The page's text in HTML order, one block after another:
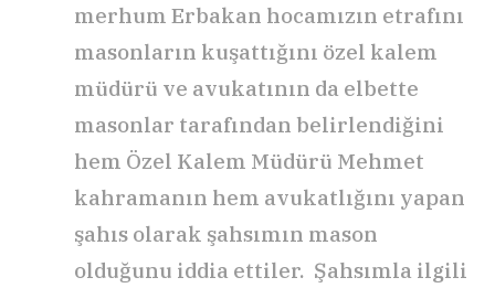
merhum Erbakan hocamızın etrafını
masonların kuşattığını özel kalem
müdürü ve avukatının da elbette
masonlar tarafından belirlendiğini
hem Özel Kalem Müdürü Mehmet
kahramanın hem avukatlığını yapan
şahıs olarak şahsımın mason
olduğunu iddia ettiler. Şahsımla ilgili